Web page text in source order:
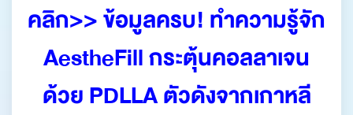
คลิก>> ข้อมูลครบ! ทำความรู้จัก
AestheFill กระตุ้นคอลลาเจน
ด้วย PDLLA ตัวดังจากเกาหลี